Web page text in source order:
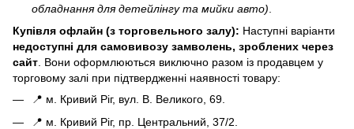
обладнання для детейлінгу та мийки авто)
Купівля офлайн (з торговельного залу): Наступні варіанти
недоступні для самовивозу замволень, зроблених через
сайт . Вони оформлюються виключно разом із продавцем у
торговому залі при підтвердженні наявності товару:
📍 м. Кривий Ріг, вул. В. Великого, 69.
📍 м. Кривий Ріг, пр. Центральний, 37/2.